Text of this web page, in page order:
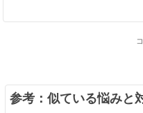
参考：似ている悩みと